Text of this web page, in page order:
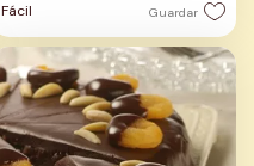
Fácil Guardar